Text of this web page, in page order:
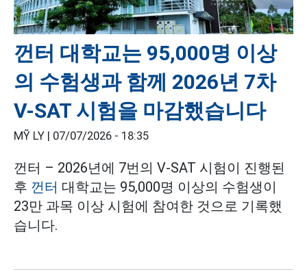
껀터 대학교는 95,000명 이상
의 수험생과 함께 2026년 7차
V-SAT 시험을 마감했습니다
MỸ LY | 07/07/2026 - 18:35
껀터 – 2026년에 7번의 V-SAT 시험이 진행된
후 껀터 대학교는 95,000명 이상의 수험생이
23만 과목 이상 시험에 참여한 것으로 기록했
습니다.